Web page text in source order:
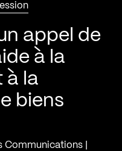
appel de
à la
à la
biens
Communications |